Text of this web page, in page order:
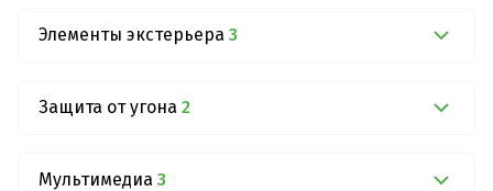
Элементы экстерьера 3
Защита от угона 2
Мультимедиа 3